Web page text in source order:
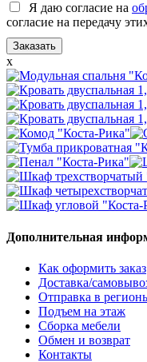
Я даю согласие на
согласие на передачу
x
Дополнительная
Как оформить заказ
Доставка/
Отправка в
Подъем на этаж
Сборка мебели
Обмен и возврат
Контакты